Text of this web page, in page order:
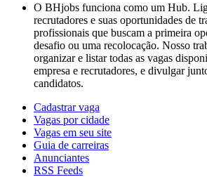
O BHjobs funciona como um Hub.
recrutadores e suas oportunidades de
profissionais que buscam a primeira
desafio ou uma recolocação. Nosso
organizar e listar todas as vagas
empresa e recrutadores, e divulgar
candidatos.
Cadastrar vaga
Vagas por cidade
Vagas em seu site
Guia de carreiras
Anunciantes
RSS Feeds